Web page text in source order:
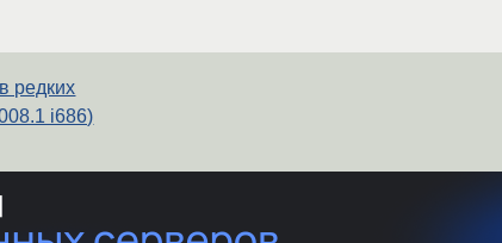
редких
i686)